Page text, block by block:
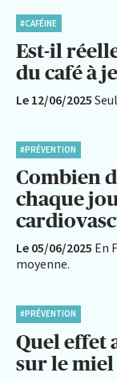
#CAFÉINE
Est-il
du café à
Le 12/06/2025
#PRÉVENTION
Combien
chaque
Le 05/06/2025 En
moyenne.
#PRÉVENTION
Quel effet
sur le miel